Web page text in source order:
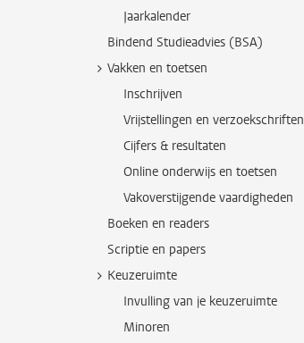
Jaarkalender
Bindend Studieadvies (BSA)
Vakken en toetsen
Inschrijven
Vrijstellingen en verzoekschriften
Cijfers & resultaten
Online onderwijs en toetsen
Vakoverstijgende vaardigheden
Boeken en readers
Scriptie en papers
Keuzeruimte
Invulling van je keuzeruimte
Minoren